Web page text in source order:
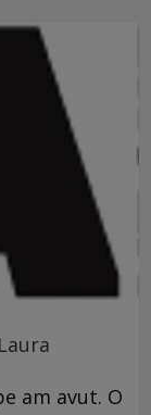
am avut. O